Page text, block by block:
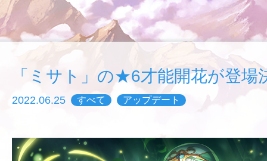
「ミサト」の★6才能開花が登場
2022.06.25 すべて アップデート